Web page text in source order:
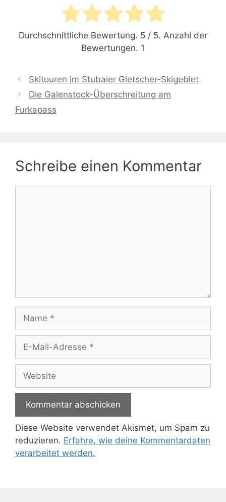
Durchschnittliche Bewertung. 5 / 5. Anzahl der
Bewertungen. 1
Skitouren im Stubaier Gletscher-Skigebiet
Die Galenstock-Überschreitung am
Furkapass
Schreibe einen Kommentar
Name
Adresse
Website
Diese Website verwendet Akismet, um Spam zu
reduzieren. Erfahre, wie deine Kommentardaten
verarbeitet werden.